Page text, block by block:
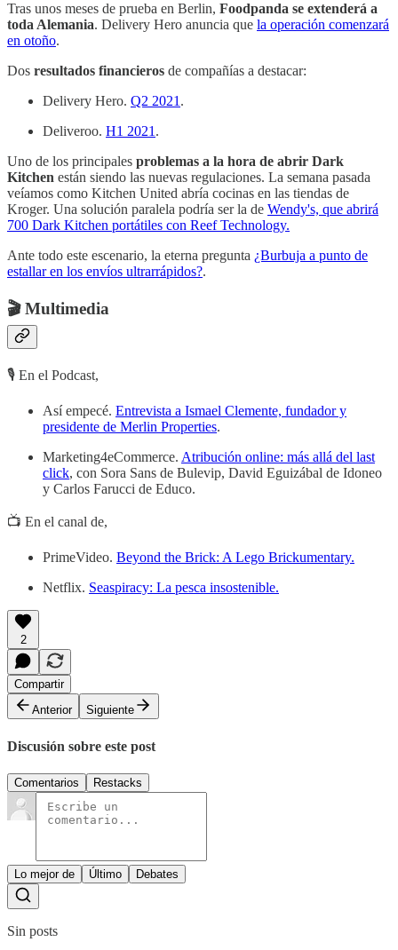
Tras unos meses de prueba en Berlin, Foodpanda se extenderá a
toda Alemania. Delivery Hero anuncia que la operación comenzará
en otoño.
Dos resultados financieros de compañías a destacar:
Delivery Hero. Q2 2021 .
Deliveroo. H1 2021 .
Uno de los principales problemas a la hora de abrir Dark
Kitchen están siendo las nuevas regulaciones. La semana pasada
veíamos como Kitchen United abría cocinas en las tiendas de
Kroger. Una solución paralela podría ser la de Wendy's, que abrirá
700 Dark Kitchen portátiles con Reef Technology.
Ante todo este escenario, la eterna pregunta ¿Burbuja a punto de
estallar en los envíos ultrarrápidos?.
🎬 Multimedia
🎙 En el Podcast,
Así empecé. Entrevista a Ismael Clemente, fundador y
presidente de Merlin Properties.
Marketing4eCommerce. Atribución online: más allá del last
click, con Sora Sans de Bulevip, David Eguizábal de Idoneo
y Carlos Farucci de Educo.
📺 En el canal de,
PrimeVideo. Beyond the Brick: A Lego Brickumentary.
Netflix. Seaspiracy: La pesca insostenible.
2
Compartir
Anterior
Siguiente
Discusión sobre este post
Comentarios Restacks
Lo mejor de Último Debates
Sin posts